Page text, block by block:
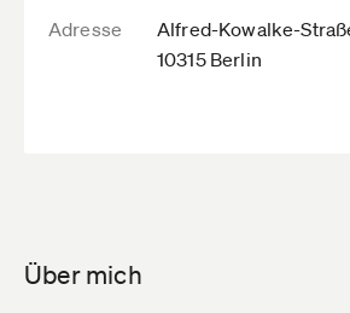
Adresse
Alfred-Kowalke-
10315 Berlin
Über mich